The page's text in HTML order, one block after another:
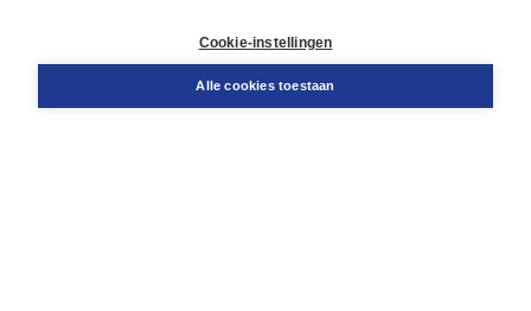
Cookie-instellingen
Alle cookies toestaan